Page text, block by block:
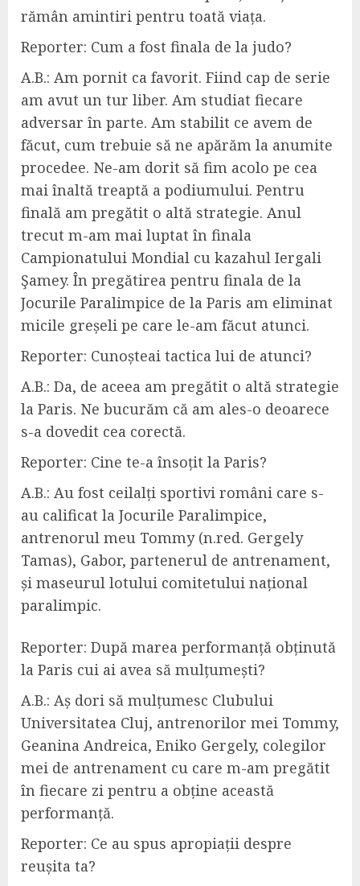
rămân amintiri pentru toată viața.
Reporter: Cum a fost finala de la judo?
A.B.: Am pornit ca favorit. Fiind cap de serie
am avut un tur liber. Am studiat fiecare
adversar în parte. Am stabilit ce avem de
făcut, cum trebuie să ne apărăm la anumite
procedee. Ne-am dorit să fim acolo pe cea
mai înaltă treaptă a podiumului. Pentru
finală am pregătit o altă strategie. Anul
trecut m-am mai luptat în finala
Campionatului Mondial cu kazahul Iergali
Şamey. În pregătirea pentru finala de la
Jocurile Paralimpice de la Paris am eliminat
micile greșeli pe care le-am făcut atunci.
Reporter: Cunoșteai tactica lui de atunci?
A.B.: Da, de aceea am pregătit o altă strategie
la Paris. Ne bucurăm că am ales-o deoarece
s-a dovedit cea corectă.
Reporter: Cine te-a însoțit la Paris?
A.B.: Au fost ceilalți sportivi români care s-
au calificat la Jocurile Paralimpice,
antrenorul meu Tommy (n.red. Gergely
Tamas), Gabor, partenerul de antrenament,
și maseurul lotului comitetului național
paralimpic.
Reporter: După marea performanță obținută
la Paris cui ai avea să mulțumești?
A.B.: Aș dori să mulțumesc Clubului
Universitatea Cluj, antrenorilor mei Tommy,
Geanina Andreica, Eniko Gergely, colegilor
mei de antrenament cu care m-am pregătit
în fiecare zi pentru a obține această
performanță.
Reporter: Ce au spus apropiații despre
reușita ta?